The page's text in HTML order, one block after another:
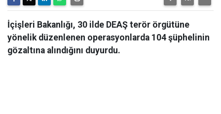
İçişleri Bakanlığı, 30 ilde DEAŞ terör örgütüne
yönelik düzenlenen operasyonlarda 104 şüphelinin
gözaltına alındığını duyurdu.